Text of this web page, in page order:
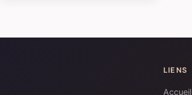
LIENS
Accueil